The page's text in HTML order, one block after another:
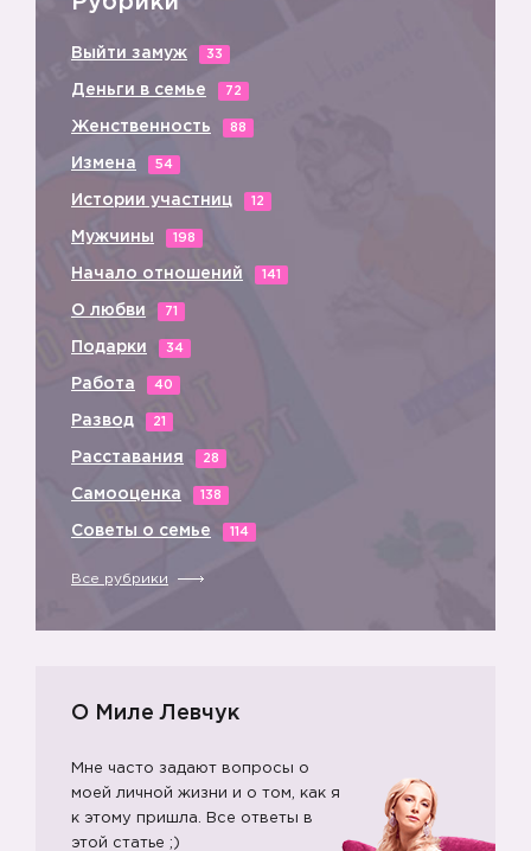
😞
Выйти замуж 33
Деньги в семье 72
Женственность 88
Измена 54
Истории участниц 12
Мужчины 198
Начало отношений 141
О любви 71
Подарки 34
Работа 40
Развод 21
Расставания 28
Самооценка 138
Советы о семье 114
Все рубрики
О Миле Левчук
Мне часто задают вопросы о
моей личной жизни и о том, как я
к этому пришла. Все ответы в
этой статье ;)